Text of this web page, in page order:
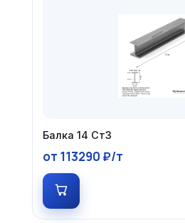
Балка 14 Ст3
от 113290 ₽/т